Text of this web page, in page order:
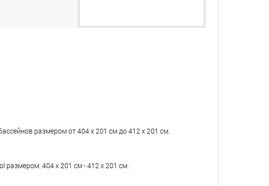
размером от 404 х 201 см до 412 х 201 см.
размером: 404 х 201 см - 412 х 201 см.